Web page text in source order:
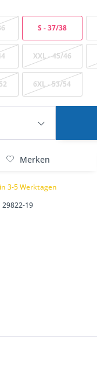
S - 37/38
XXL - 45/46
6XL - 53/54
Merken
3-5 Werktagen
29822-19